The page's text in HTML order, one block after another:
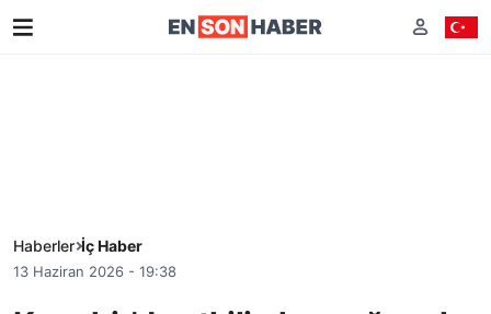
Haberler İç Haber
13 Haziran 2026 - 19:38